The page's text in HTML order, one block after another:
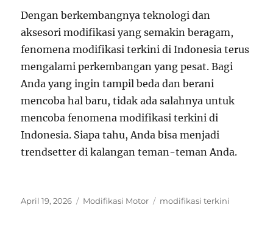
Dengan berkembangnya teknologi dan
aksesori modifikasi yang semakin beragam,
fenomena modifikasi terkini di Indonesia terus
mengalami perkembangan yang pesat. Bagi
Anda yang ingin tampil beda dan berani
mencoba hal baru, tidak ada salahnya untuk
mencoba fenomena modifikasi terkini di
Indonesia. Siapa tahu, Anda bisa menjadi
trendsetter di kalangan teman-teman Anda.
Posted
April 19, 2026 Categories
Modifikasi Motor Tags
modifikasi terkini